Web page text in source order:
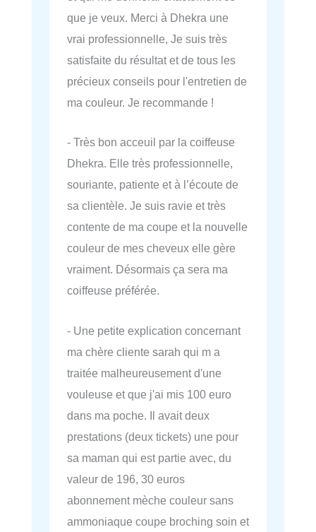
que je veux. Merci à Dhekra une
vrai professionnelle, Je suis très
satisfaite du résultat et de tous les
précieux conseils pour l'entretien de
ma couleur. Je recommande !
- Très bon acceuil par la coiffeuse
Dhekra. Elle très professionnelle,
souriante, patiente et à l’écoute de
sa clientèle. Je suis ravie et très
contente de ma coupe et la nouvelle
couleur de mes cheveux elle gère
vraiment. Désormais ça sera ma
coiffeuse préférée.
- Une petite explication concernant
ma chère cliente sarah qui m a
traitée malheureusement d'une
vouleuse et que j'ai mis 100 euro
dans ma poche. Il avait deux
prestations (deux tickets) une pour
sa maman qui est partie avec, du
valeur de 196, 30 euros
abonnement mèche couleur sans
ammoniaque coupe broching soin et